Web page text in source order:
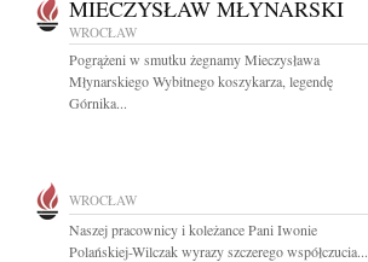
MIECZYSŁAW MŁYNARSKI
WROCŁAW
Pogrążeni w smutku żegnamy Mieczysława
Młynarskiego Wybitnego koszykarza, legendę
Górnika...
WROCŁAW
Naszej pracownicy i koleżance Pani Iwonie
Polańskiej-Wilczak wyrazy szczerego współczucia...